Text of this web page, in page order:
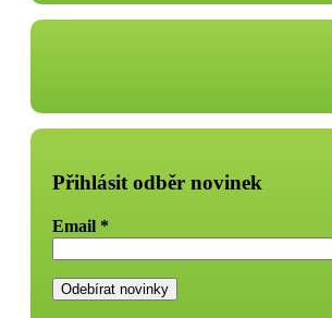
Přihlásit odběr novinek
Email *